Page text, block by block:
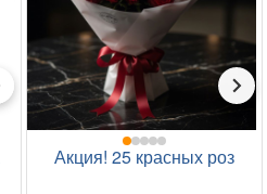
Акция! 25 красных роз